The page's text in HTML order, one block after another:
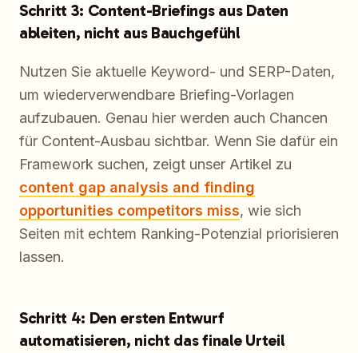
Schritt 3: Content-Briefings aus Daten
ableiten, nicht aus Bauchgefühl
Nutzen Sie aktuelle Keyword- und SERP-Daten,
um wiederverwendbare Briefing-Vorlagen
aufzubauen. Genau hier werden auch Chancen
für Content-Ausbau sichtbar. Wenn Sie dafür ein
Framework suchen, zeigt unser Artikel zu
content gap analysis and finding
opportunities competitors miss, wie sich
Seiten mit echtem Ranking-Potenzial priorisieren
lassen.
Schritt 4: Den ersten Entwurf
automatisieren, nicht das finale Urteil